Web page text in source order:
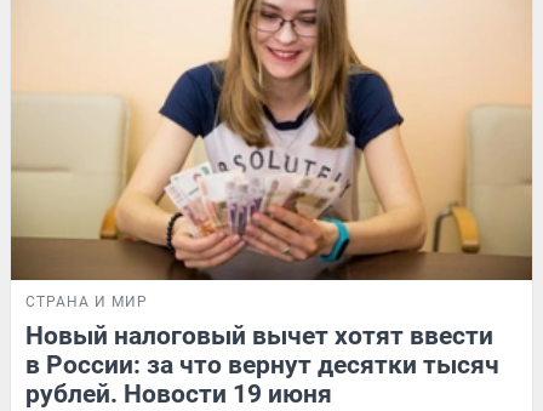
СТРАНА И МИР
Новый налоговый вычет хотят ввести
в России: за что вернут десятки тысяч
рублей. Новости 19 июня